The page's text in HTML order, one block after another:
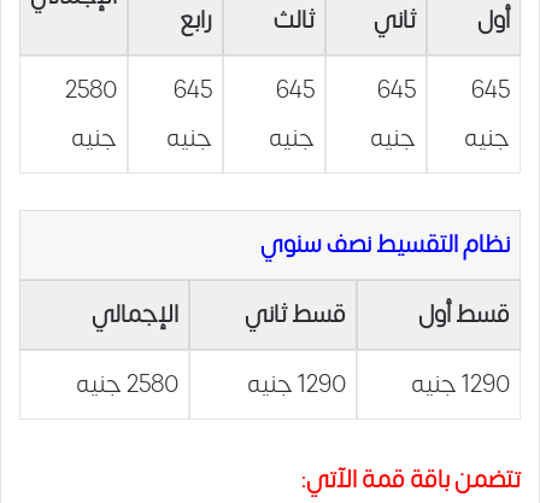
أول ثاني ثالث رابع
645
جنيه
645
جنيه
645
جنيه
645
جنيه
2580
جنيه
نظام التقسيط نصف سنوي
قسط أول
قسط ثاني
الإجمالي
1290 جنيه
1290 جنيه 2580 جنيه
تتضمن باقة قمة الآتي: